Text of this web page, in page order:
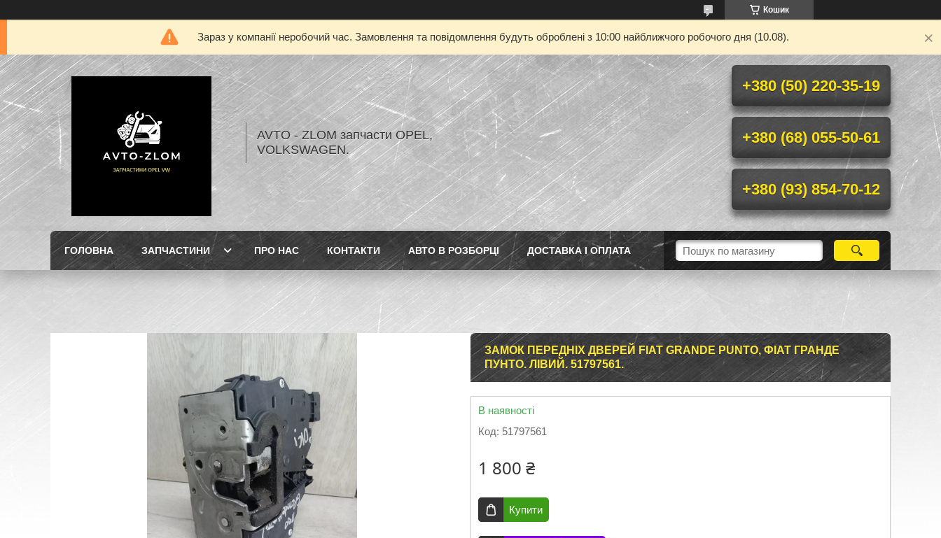
Кошик
Зараз у компанії неробочий час. Замовлення та повідомлення будуть оброблені з 10:00 найближчого робочого дня (10.08).
AVTO - ZLOM запчасти OPEL,
VOLKSWAGEN.
+380 (50) 220-35-19
+380 (68) 055-50-61
+380 (93) 854-70-12
ГОЛОВНА ЗАПЧАСТИНИ ПРО НАС КОНТАКТИ АВТО В РОЗБОРЦІ ДОСТАВКА І ОПЛАТА
ЗАМОК ПЕРЕДНІХ ДВЕРЕЙ FIAT GRANDE PUNTO, ФІАТ ГРАНДЕ
ПУНТО. ЛІВИЙ. 51797561.
В наявності
Код: 51797561
1 800 ₴
Купити